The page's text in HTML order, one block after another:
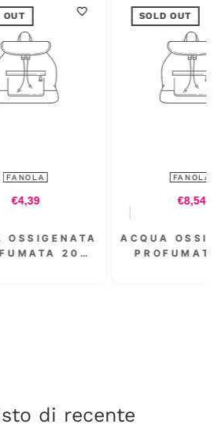
SOLD OUT
ACQUA OSSIGENATA
PROFUMATA 3.5
di recente